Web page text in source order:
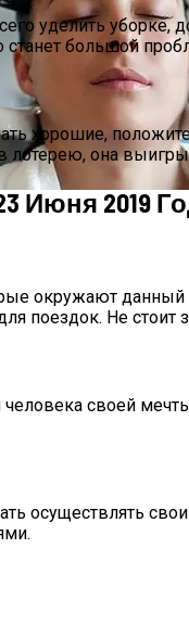
Волос На Октябрь
уделить
большой
хорошие,
она
Июня 2019
окружают
поездок. Не
своей
осуществлять